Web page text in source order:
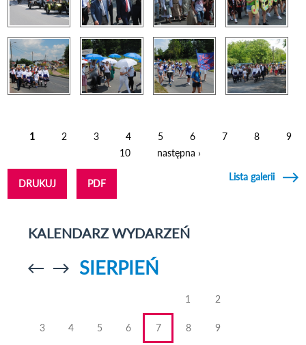
1 2 3 4 5 6 7 8
9
10
następna ›
DRUKUJ PDF
Lista galerii
KALENDARZ WYDARZEŃ
Przejdź doPrzejdź do
SIERPIEŃ
1 2
3 4 5 6 7 8 9